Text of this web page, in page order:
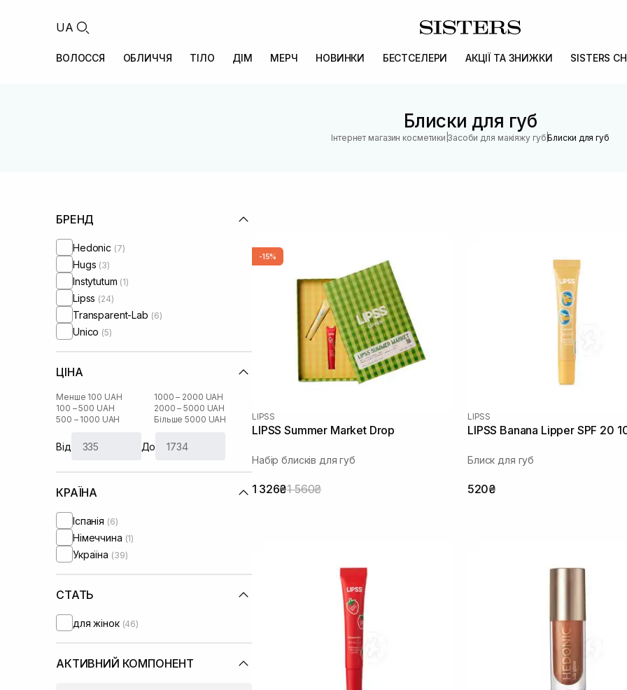
UA
ВОЛОССЯ ОБЛИЧЧЯ ТІЛО ДІМ МЕРЧ НОВИНКИ БЕСТСЕЛЕРИ АКЦІЇ ТА ЗНИЖКИ SISTERS
Блиски для губ
Інтернет магазин косметики |Засоби для макіяжу губ |Блиски для губ
БРЕНД
Hedonic (7)
Hugs (3)
Instytutum (1)
Lipss (24)
Transparent-Lab (6)
Unico (5)
ЦІНА
Менше 100 UAH
100 – 500 UAH
500 – 1000 UAH
1000 – 2000 UAH
2000 – 5000 UAH
Більше 5000 UAH
Від До
КРАЇНА
Іспанія (6)
Німеччина (1)
Україна (39)
СТАТЬ
для жінок (46)
АКТИВНИЙ КОМПОНЕНТ
-15%
LIPSS
LIPSS Summer Market Drop
Набір блисків для губ
1 326₴1 560₴
LIPSS
LIPSS Banana Lipper SPF 20
Блиск для губ
520₴